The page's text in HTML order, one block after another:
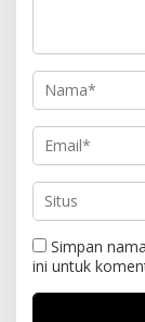
Simpan
ini untuk